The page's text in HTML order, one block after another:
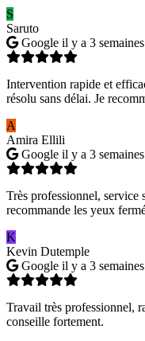
S
Saruto
Google il y a 3 semaines
Intervention rapide et
résolu sans délai. Je
A
Amira Ellili
Google il y a 3 semaines
Très professionnel, service
recommande les yeux
K
Kevin Dutemple
Google il y a 3 semaines
Travail très professionnel,
conseille fortement.